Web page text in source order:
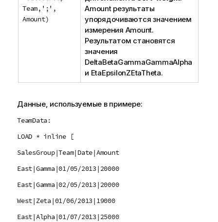
Team,';',
Amount)
Amountрезультаты
упорядочиваются значением
измерения Amount.
Результатом становятся
значения
DeltaBetaGammaGammaAlpha
и EtaEpsilonZEtaTheta.
Данные, используемые в примере:
TeamData:
LOAD * inline [
SalesGroup|Team|Date|Amount
East|Gamma|01/05/2013|20000
East|Gamma|02/05/2013|20000
West|Zeta|01/06/2013|19000
East|Alpha|01/07/2013|25000